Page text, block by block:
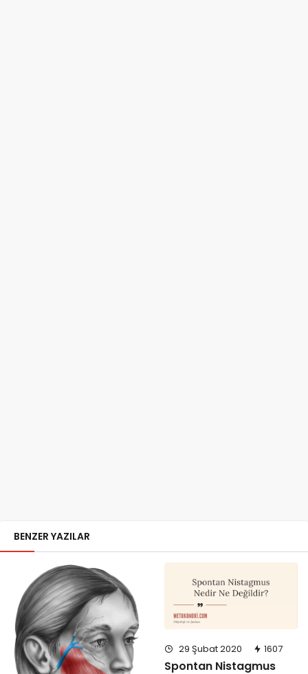
BENZER YAZILAR
29 Şubat 2020 1607
Spontan Nistagmus